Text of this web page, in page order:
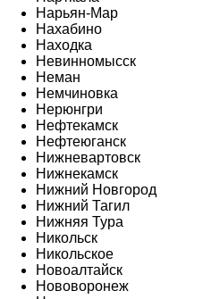
Нарьян-Мар
Нахабино
Находка
Невинномысск
Неман
Немчиновка
Нерюнгри
Нефтекамск
Нефтеюганск
Нижневартовск
Нижнекамск
Нижний Новгород
Нижний Тагил
Нижняя Тура
Никольск
Никольское
Новоалтайск
Нововоронеж